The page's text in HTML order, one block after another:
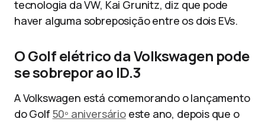
tecnologia da VW, Kai Grunitz, diz que pode
haver alguma sobreposição entre os dois EVs.
O Golf elétrico da Volkswagen pode
se sobrepor ao ID.3
A Volkswagen está comemorando o lançamento
do Golf 50º aniversárioeste ano, depois que o